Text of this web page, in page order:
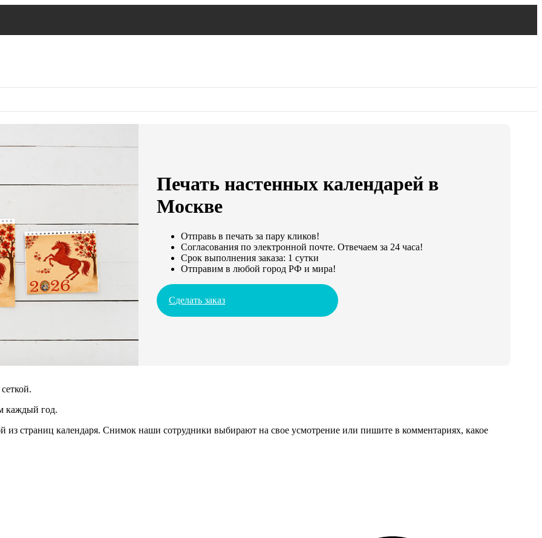
Печать настенных календарей в
Москве
Отправь в печать за пару кликов!
Согласования по электронной почте. Отвечаем за 24 часа!
Срок выполнения заказа: 1 сутки
Отправим в любой город РФ и мира!
Сделать заказ
каждый год.
страниц календаря. Снимок наши сотрудники выбирают на свое усмотрение или пишите в комментариях, какое